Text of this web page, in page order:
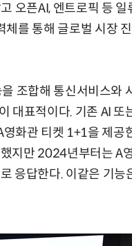
오픈AI, 엔트로픽 등 일
를 통해 글로벌 시장
조합해 통신서비스와
대표적이다. 기존 AI 또
화관 티켓 1+1을 제공
지만 2024년부터는 A
응답한다. 이같은 기능